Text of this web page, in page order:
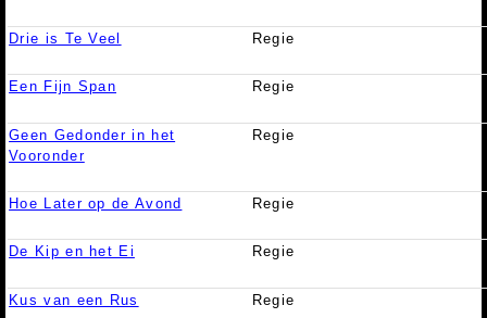
Drie is Te Veel Regie
Een Fijn Span Regie
Geen Gedonder in het
Vooronder
Regie
Hoe Later op de Avond Regie
De Kip en het Ei Regie
Kus van een Rus Regie